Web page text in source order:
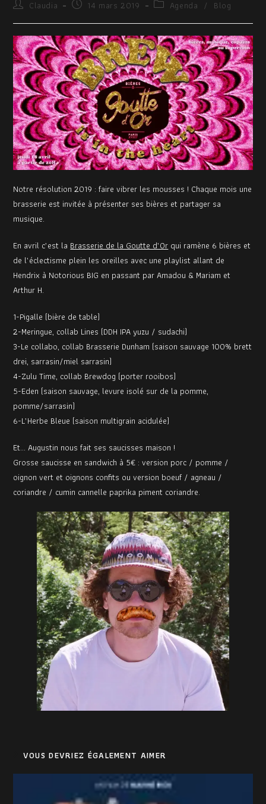
Claudia 14 mars 2019 Agenda / Blog
Notre résolution 2019 : faire vibrer les mousses ! Chaque mois une
brasserie est invitée à présenter ses bières et partager sa
musique.
En avril c’est laBrasserie de la Goutte d’Orqui ramène 6 bières et
de l’éclectisme plein les oreilles avec une playlist allant de
Hendrix à Notorious BIG en passant par Amadou & Mariam et
Arthur H.
1-Pigalle (bière de table)
2-Meringue, collab Lines (DDH IPA yuzu / sudachi)
3-Le collabo, collab Brasserie Dunham (saison sauvage 100% brett
drei, sarrasin/miel sarrasin)
4-Zulu Time, collab Brewdog (porter rooibos)
5-Eden (saison sauvage, levure isolé sur de la pomme,
pomme/sarrasin)
6-L’Herbe Bleue (saison multigrain acidulée)
Et… Augustin nous fait ses saucisses maison !
Grosse saucisse en sandwich à 5€ : version porc / pomme /
oignon vert et oignons confits ou version boeuf / agneau /
coriandre / cumin cannelle paprika piment coriandre.
VOUS DEVRIEZ ÉGALEMENT AIMER